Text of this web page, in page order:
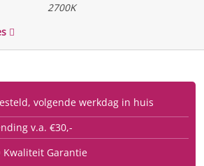
220 V
Ja, Traploos
Nee
Nee
2700K
volgende werkdag in huis
v.a. €30,-
Kwaliteit Garantie